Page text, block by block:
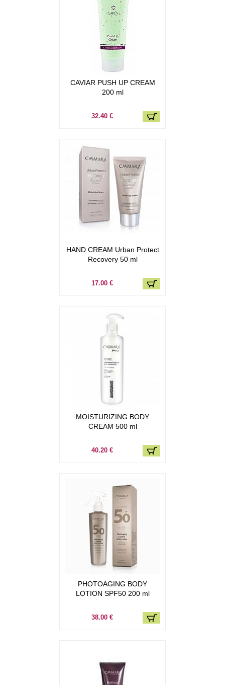
CAVIAR PUSH UP CREAM
200 ml
32.40 €
HAND CREAM Urban Protect
Recovery 50 ml
17.00 €
MOISTURIZING BODY
CREAM 500 ml
40.20 €
PHOTOAGING BODY
LOTION SPF50 200 ml
38.00 €